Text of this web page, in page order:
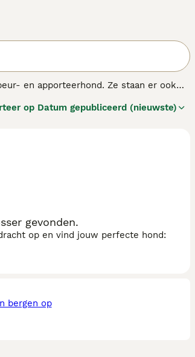
en apporteerhond. Ze staan er ook
op Datum gepubliceerd (nieuwste)
gevonden.
op en vind jouw perfecte hond: